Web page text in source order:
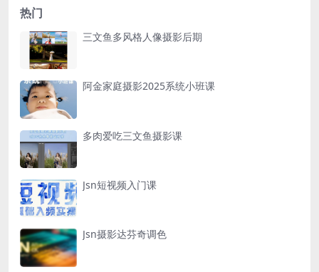
热门
三文鱼多风格人像摄影后期
阿金家庭摄影2025系统小班课
多肉爱吃三文鱼摄影课
Jsn短视频入门课
Jsn摄影达芬奇调色